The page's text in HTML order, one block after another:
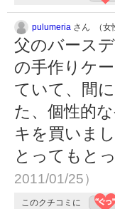
pulumeria さん （女
父のバース
の手作りケ
ていて、間
た、個性的
キを買いま
とってもと
2011/01/25）
このクチコミに